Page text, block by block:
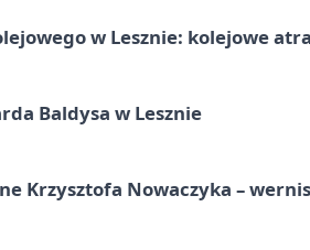
w Lesznie: kolejowe
Baldysa w Lesznie
Krzysztofa Nowaczyka –